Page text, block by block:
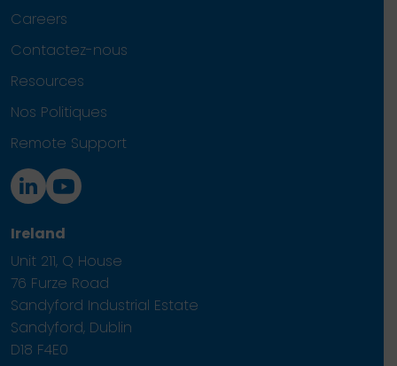
Careers
Contactez-nous
Resources
Nos Politiques
Remote Support
Ireland
Unit 211, Q House
76 Furze Road
Sandyford Industrial Estate
Sandyford, Dublin
D18 F4E0